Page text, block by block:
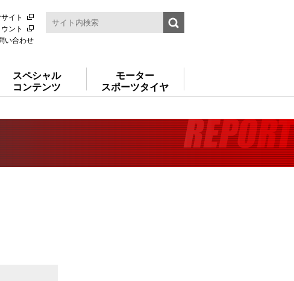
イト
ント
い合わせ
スペシャル
コンテンツ
モーター
スポーツタイヤ